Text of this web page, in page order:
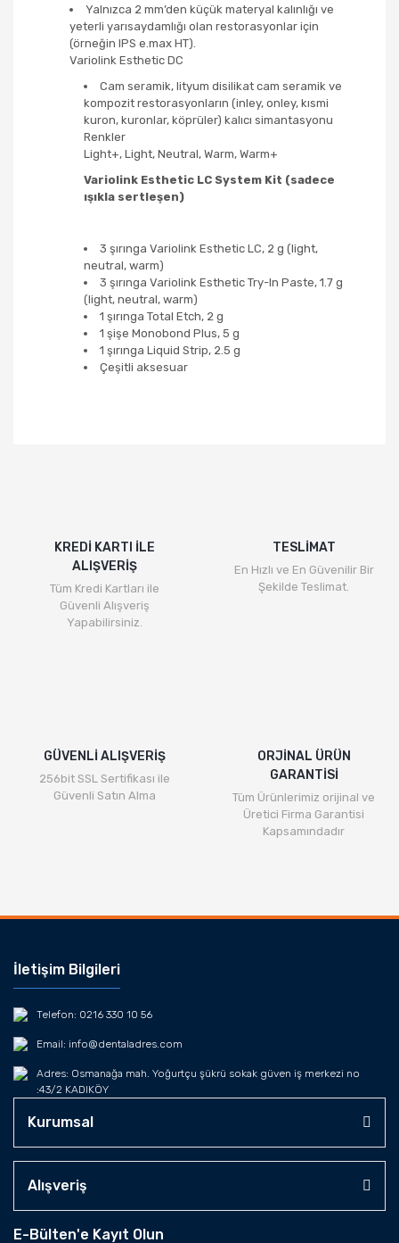
Yalnızca 2 mm’den küçük materyal kalınlığı ve
yeterli yarısaydamlığı olan restorasyonlar için
(örneğin IPS e.max HT).
Variolink Esthetic DC
Cam seramik, lityum disilikat cam seramik ve
kompozit restorasyonların (inley, onley, kısmi
kuron, kuronlar, köprüler) kalıcı simantasyonu
Renkler
Light+, Light, Neutral, Warm, Warm+
Variolink Esthetic LC System Kit (sadece
ışıkla sertleşen)
3 şırınga Variolink Esthetic LC, 2 g (light,
neutral, warm)
3 şırınga Variolink Esthetic Try-In Paste, 1.7 g
(light, neutral, warm)
1 şırınga Total Etch, 2 g
1 şişe Monobond Plus, 5 g
1 şırınga Liquid Strip, 2.5 g
Çeşitli aksesuar
KREDİ KARTI İLE
ALIŞVERİŞ
Tüm Kredi Kartları ile
Güvenli Alışveriş
Yapabilirsiniz.
TESLİMAT
En Hızlı ve En Güvenilir Bir
Şekilde Teslimat.
GÜVENLİ ALIŞVERİŞ
256bit SSL Sertifikası ile
Güvenli Satın Alma
ORJİNAL ÜRÜN
GARANTİSİ
Tüm Ürünlerimiz orijinal ve
Üretici Firma Garantisi
Kapsamındadır
İletişim Bilgileri
Telefon: 0216 330 10 56
Email: info@dentaladres.com
Adres: Osmanağa mah. Yoğurtçu şükrü sokak güven iş merkezi no
:43/2 KADIKÖY
Kurumsal
Alışveriş
E-Bülten'e Kayıt Olun